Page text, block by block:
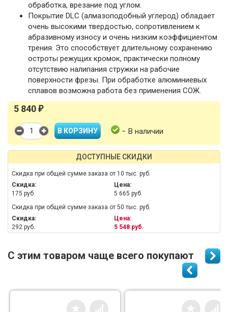
обработка, врезание под углом.
Покрытие DLC (алмазоподобный углерод) обладает
очень высокими твердостью, сопротивлением к
абразивному износу и очень низким коэффициентом
трения. Это способствует длительному сохранению
остроты режущих кромок, практически полному
отсутствию налипания стружки на рабочие
поверхности фрезы. При обработке алюминиевых
сплавов возможна работа без применения СОЖ.
5 840 ₽
− В наличии
ДОСТУПНЫЕ СКИДКИ
Скидка при общей сумме заказа от 10 тыс. руб.
Скидка:
175 руб.
Цена:
5 665 руб.
Скидка при общей сумме заказа от 50 тыс. руб.
Скидка:
292 руб.
Цена:
5 548 руб.
С этим товаром чаще всего покупают